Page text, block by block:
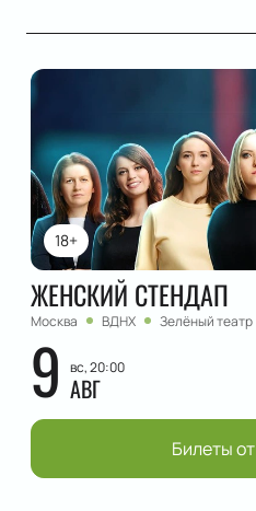
18+
ЖЕНСКИЙ СТЕНДАП
Москва ВДНХ Зелёный театр
9 вс, 20:00
АВГ
Билеты от